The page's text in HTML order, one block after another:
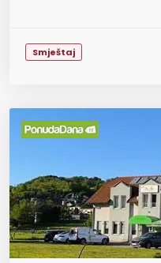
Smještaj